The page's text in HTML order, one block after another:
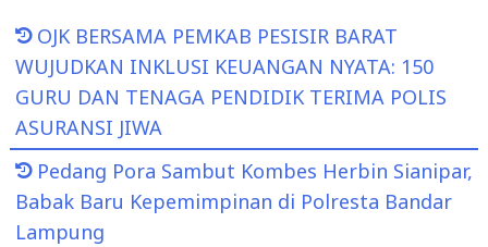
OJK BERSAMA PEMKAB PESISIR BARAT
WUJUDKAN INKLUSI KEUANGAN NYATA: 150
GURU DAN TENAGA PENDIDIK TERIMA POLIS
ASURANSI JIWA
Pedang Pora Sambut Kombes Herbin Sianipar,
Babak Baru Kepemimpinan di Polresta Bandar
Lampung